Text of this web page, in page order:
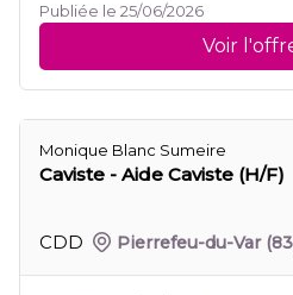
Publiée le 25/06/2026
Voir
Monique Blanc Sumeire
Caviste - Aide Caviste (H/F)
CDD Pierrefeu-du-Var